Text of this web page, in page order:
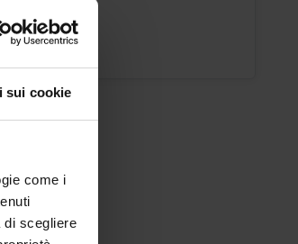
sui cookie
come i
di scegliere